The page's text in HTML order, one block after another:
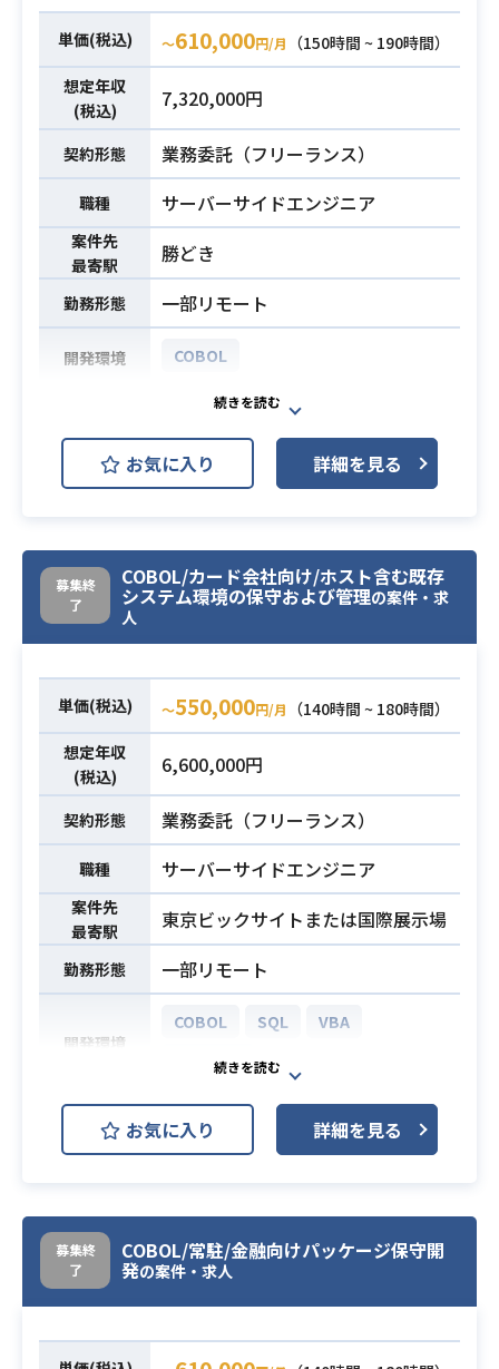
／Spring Batch／Apache Struts／
Java EE／
Play Framework／TERASOLUNA2.x
／TERASOLUNA5.x／jQuery／Angul
ar／
React.js／Next.js／Vue／Nuxt.js／N
ode.js／NestJS／SolidJS／Backbo
ne／Bootstrap／Storybook
・以下、テスト系フレームワークま
たはテストツールの中で1つ以上、独
力で実務を遂行または指導した経験
JUnit／Selenium／Playwright／API
自動テストツール（Karate、Assis t
単価(税込) 〜610,000円/月
（150時間 ~ 190時間）
想定年収
(税込)
7,320,000円
契約形態 業務委託（フリーランス）
職種 サーバーサイドエンジニア
案件先
最寄駅
勝どき
勤務形態 一部リモート
開発環境 COBOL
業務内容
弊社経由で参画しているエンジニア
様の交代要員の募集です。
PLクラスの募集となり基本設計以降
の工程をご担当いただきます。
[環境]
OS：UNIX,LINUX
言語：cobol、sh（b、c）
必須スキル
・PJ管理能力、調整力、コミュニケ
ーション力
・WBS作成経験及び進捗管理経験
・品質管理（品質分析）経験
・課題状況把握、整理経験
お気に入り 詳細を見る
募集終
了
COBOL/カード会社向け/ホスト含む既存
システム環境の保守および管理の案件・求
人
単価(税込) 〜550,000円/月
（140時間 ~ 180時間）
想定年収
(税込)
6,600,000円
契約形態 業務委託（フリーランス）
職種 サーバーサイドエンジニア
案件先
最寄駅
東京ビックサイトまたは国際展示場
勤務形態 一部リモート
開発環境
COBOL SQL
VBA
VBScript
業務内容
【業務内容】
セキュリティ管理システムの保守・
ライブラリ管理など、保守や障害管
理の業務が幅広くありますが、
既存メンバーへの引継ぎも行われて
いるため基本的には以下の業務を担
お気に入り 詳細を見る
募集終
了
COBOL/常駐/金融向けパッケージ保守開
発の案件・求人